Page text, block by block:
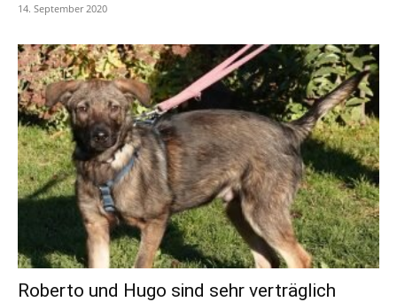
14. September 2020
Roberto und Hugo sind sehr verträglich